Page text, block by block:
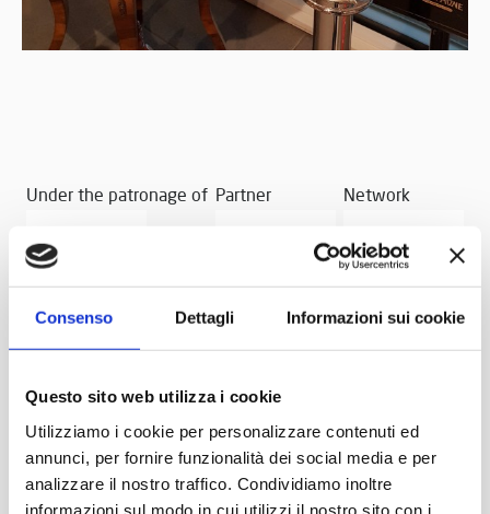
Consenso Dettagli Informazioni sui cookie
Questo sito web utilizza i cookie
Utilizziamo i cookie per personalizzare contenuti ed
annunci, per fornire funzionalità dei social media e per
analizzare il nostro traffico. Condividiamo inoltre
informazioni sul modo in cui utilizzi il nostro sito con i
Under the patronage of Partner Network